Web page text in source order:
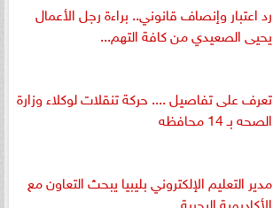
رد اعتبار وإنصاف قانوني.. براءة رجل الأعمال
يحيى الصعيدي من كافة التهم...
تعرف على تفاصيل .... حركة تنقلات لوكلاء وزارة
الصحه بـ 14 محافظه
مدير التعليم الإلكتروني بليبيا يبحث التعاون مع
الأكاديمية البحرية